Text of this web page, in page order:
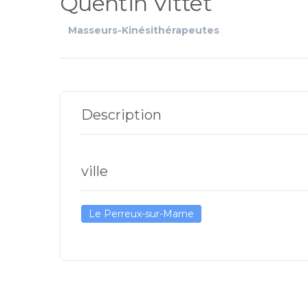
Masseurs-Kinésithérapeutes
Description
ville
Le Perreux-sur-Marne